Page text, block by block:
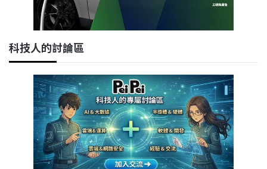
科技人的討論區